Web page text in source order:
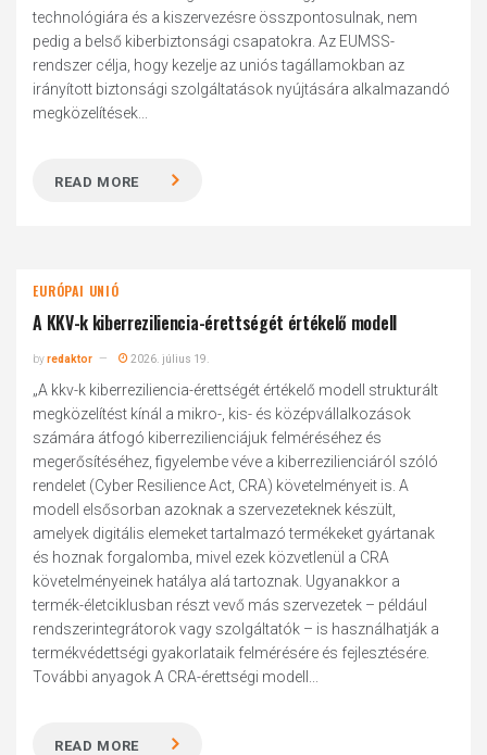
technológiára és a kiszervezésre összpontosulnak, nem
pedig a belső kiberbiztonsági csapatokra. Az EUMSS-
rendszer célja, hogy kezelje az uniós tagállamokban az
irányított biztonsági szolgáltatások nyújtására alkalmazandó
megközelítések...
READ MORE
EURÓPAI UNIÓ
A KKV-k kiberreziliencia-érettségét értékelő modell
byredaktor 2026. július 19.
„A kkv-k kiberreziliencia-érettségét értékelő modell strukturált
megközelítést kínál a mikro-, kis- és középvállalkozások
számára átfogó kiberrezilienciájuk felméréséhez és
megerősítéséhez, figyelembe véve a kiberrezilienciáról szóló
rendelet (Cyber Resilience Act, CRA) követelményeit is. A
modell elsősorban azoknak a szervezeteknek készült,
amelyek digitális elemeket tartalmazó termékeket gyártanak
és hoznak forgalomba, mivel ezek közvetlenül a CRA
követelményeinek hatálya alá tartoznak. Ugyanakkor a
termék-életciklusban részt vevő más szervezetek – például
rendszerintegrátorok vagy szolgáltatók – is használhatják a
termékvédettségi gyakorlataik felmérésére és fejlesztésére.
További anyagok A CRA-érettségi modell...
READ MORE